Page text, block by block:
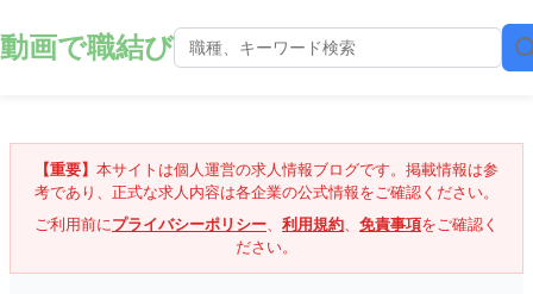
動画で職結び
【重要】 本サイトは個人運営の求人情報ブログです。掲載情報は参
考であり、正式な求人内容は各企業の公式情報をご確認ください。
ご利用前にプライバシーポリシー、 利用規約、 免責事項をご確認く
ださい。